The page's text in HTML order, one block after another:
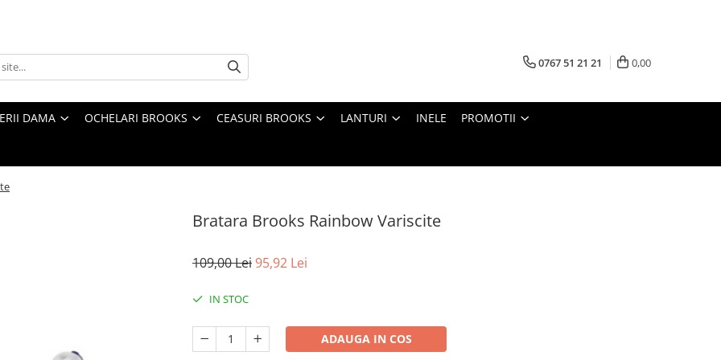
0767 51 21 21 0,00
DAMA OCHELARI BROOKS CEASURI BROOKS LANTURI INELE PROMOTII
Bratara Brooks Rainbow Variscite
109,00 Lei95,92 Lei
IN STOC
ADAUGA IN COS